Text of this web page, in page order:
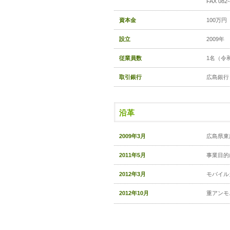
資本金 100万円
設立 2009年
従業員数 1名（令
取引銀行 広島銀行
沿革
2009年3月 広島県
2011年5月 事業目
2012年3月 モバイ
2012年10月 重アン